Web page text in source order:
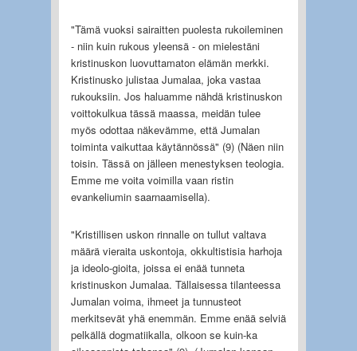
"Tämä vuoksi sairaitten puolesta rukoileminen
- niin kuin rukous yleensä - on mielestäni
kristinuskon luovuttamaton elämän merkki.
Kristinusko julistaa Jumalaa, joka vastaa
rukouksiin. Jos haluamme nähdä kristinuskon
voittokulkua tässä maassa, meidän tulee
myös odottaa näkevämme, että Jumalan
toiminta vaikuttaa käytännössä" (9) (Näen niin
toisin. Tässä on jälleen menestyksen teologia.
Emme me voita voimilla vaan ristin
evankeliumin saarnaamisella).
"Kristillisen uskon rinnalle on tullut valtava
määrä vieraita uskontoja, okkultistisia harhoja
ja ideolo-gioita, joissa ei enää tunneta
kristinuskon Jumalaa. Tällaisessa tilanteessa
Jumalan voima, ihmeet ja tunnusteot
merkitsevät yhä enemmän. Emme enää selviä
pelkällä dogmatiikalla, olkoon se kuin-ka